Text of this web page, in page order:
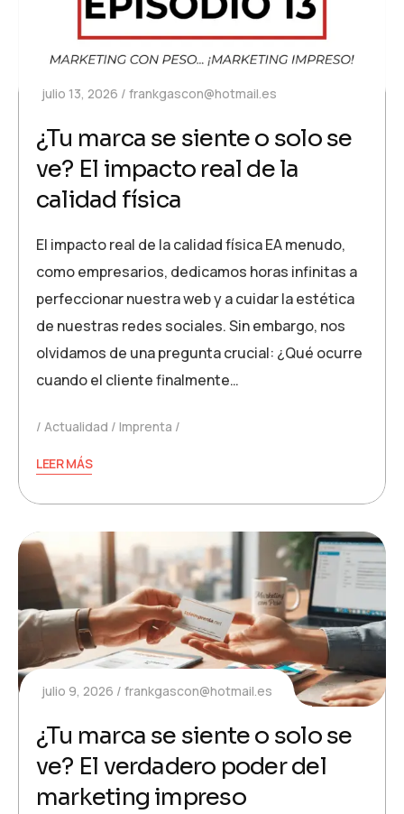
julio 13, 2026 frankgascon@hotmail.es
¿Tu marca se siente o solo se
ve? El impacto real de la
calidad física
El impacto real de la calidad física EA menudo,
como empresarios, dedicamos horas infinitas a
perfeccionar nuestra web y a cuidar la estética
de nuestras redes sociales. Sin embargo, nos
olvidamos de una pregunta crucial: ¿Qué ocurre
cuando el cliente finalmente…
Actualidad Imprenta
LEER MÁS
julio 9, 2026 frankgascon@hotmail.es
¿Tu marca se siente o solo se
ve? El verdadero poder del
marketing impreso